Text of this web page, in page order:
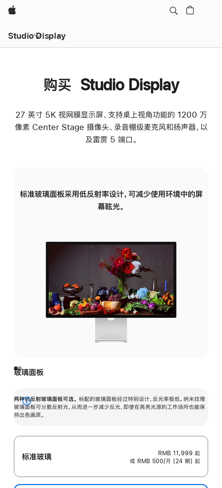
Apple
Studio Display
购买 Studio Display
27 英寸 5K 视网膜显示屏、支持桌上视角功能的 1200 万
像素 Center Stage 摄像头、录音棚级麦克风和扬声器，以
及雷雳 5 端口。
标准玻璃面板采用低反射率设计，可减少使用环境中的屏
幕眩光。
玻璃面板
两种抗反射玻璃面板可选。 标配的玻璃面板经过特别设计，反光率极低。纳米纹理
玻璃面板可分散反射光，从而进一步减少反光，即使在高亮光源的工作场所也能保
持出色画质。
展
开
标准玻璃 RMB 11,999 起
或 RMB 500/月 (24 期) 起